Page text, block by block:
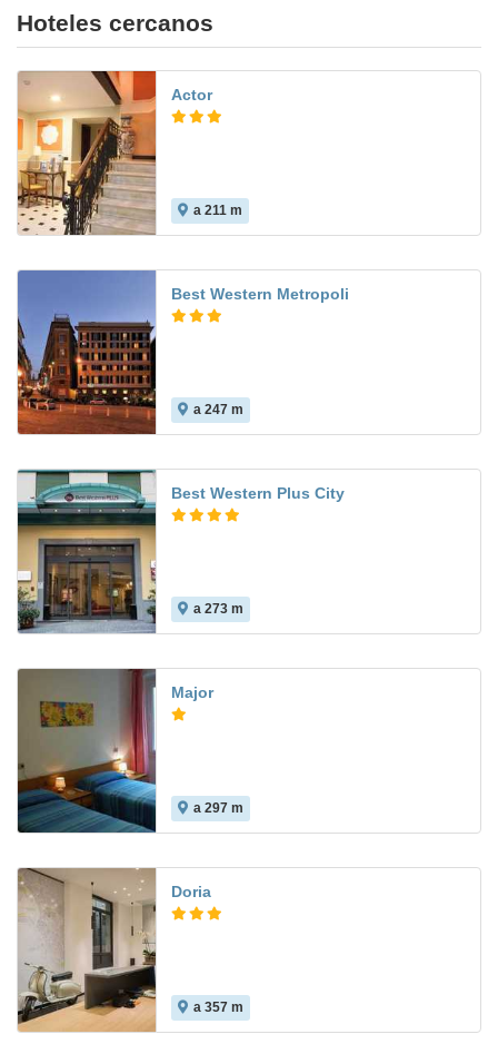
Hoteles cercanos
Actor
a 211 m
Best Western Metropoli
a 247 m
Best Western Plus City
a 273 m
Major
a 297 m
Doria
a 357 m